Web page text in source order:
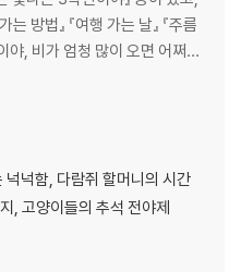
방법』 『여행 가는 날』 『주름
야, 비가 엄청 많이 오면 어쩌
음 날씨 해결사 오버니 1』에서
넉넉함, 다람쥐 할머니의 시간
, 고양이들의 추석 전야제